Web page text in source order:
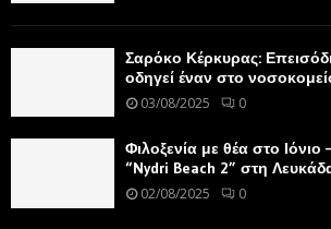
Σαρόκο Κέρκυρας:
οδηγεί έναν στο
03/08/2025 0
Φιλοξενία με θέα στο Ιόνιο
“Nydri Beach 2” στη
02/08/2025 0